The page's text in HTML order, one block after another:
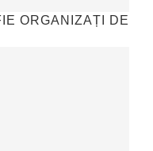
ORGANIZAȚI DE